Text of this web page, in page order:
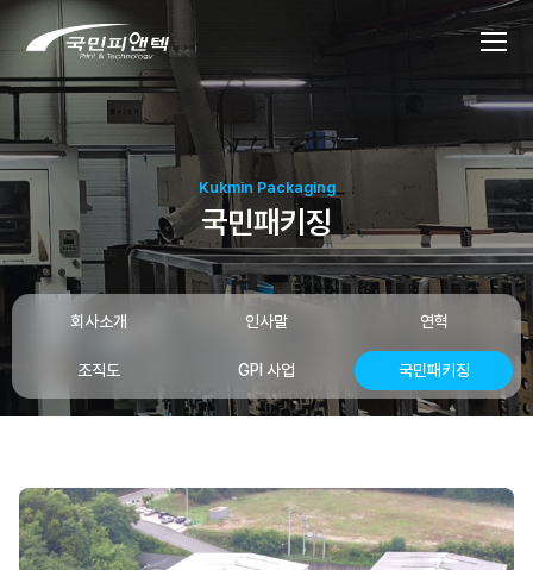
Kukmin Packaging
국민패키징
회사소개 인사말 연혁
조직도 GPI 사업 국민패키징